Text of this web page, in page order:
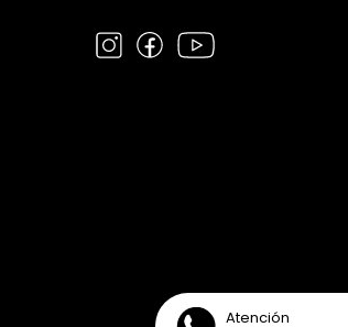
Atención